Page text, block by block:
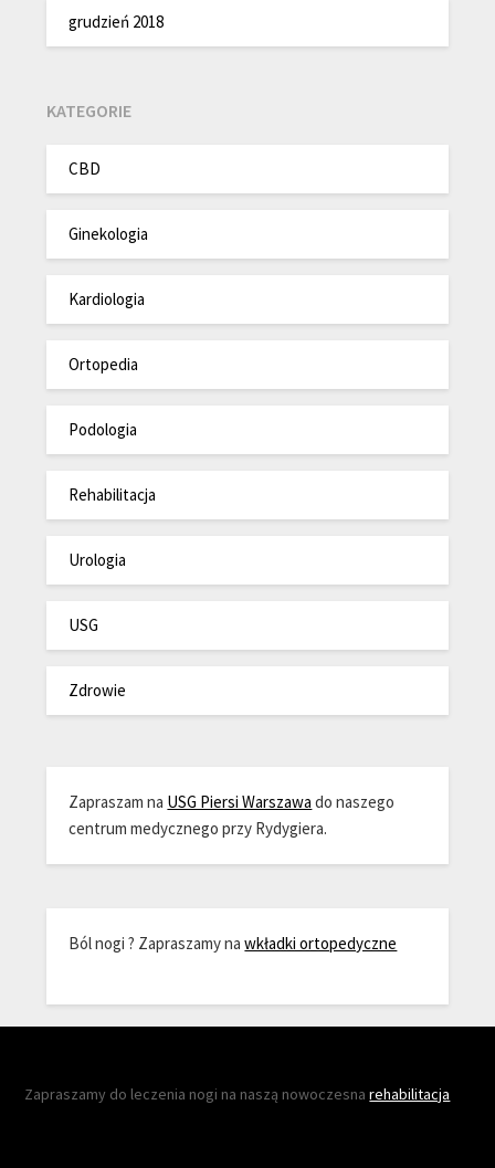
grudzień 2018
KATEGORIE
CBD
Ginekologia
Kardiologia
Ortopedia
Podologia
Rehabilitacja
Urologia
USG
Zdrowie
Zapraszam na USG Piersi Warszawa do naszego
centrum medycznego przy Rydygiera.
Ból nogi ? Zapraszamy nawkładki ortopedyczne
Zapraszamy do leczenia nogi na naszą nowoczesnarehabilitacja